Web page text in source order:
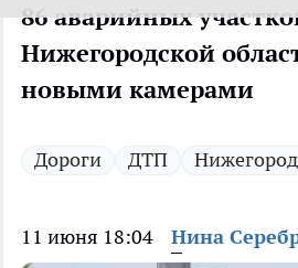
86 аварийных
Нижегородской
новыми камерами
Дороги ДТП
11 июня 18:04 Нина